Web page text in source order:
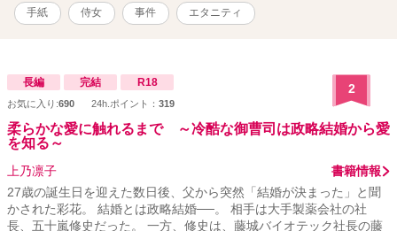
した。その席にははとこ夫妻の友人のロエルもいて、彼女に彼の掘
った珍しい鉱石を見せてくれた。しかし迎えに現れたフーが、和や
ルに縛られ、アリスは外出もままならない。 それから五年の月日が
流れ、ひょんなことからロエルに再会することになった。金髪の端
正な紳士の彼は、彼女に問いかけた。 「お幸せですか？」 アリスは
それに答えられずにそのまま別れた。しかし、その言葉が彼の優し
かった印象と共に尾を引いて、彼女の中に残っていく＿＿＿＿＿＿
ラブストーリーです。 古風な恋愛物語をお好きな方にお読みいただ
けますと幸いです。 ハッピーエンドを心がけております。読後感の
いい物語を努めます。 ※小説家になろう様にも投稿させていただい
ております。
手紙 侍女 事件 エタニティ
長編 完結 R18
お気に入り:690 24h.ポイント： 319
2
柔らかな愛に触れるまで ～冷酷な御曹司は政略結婚から愛
を知る～
上乃凛子
書籍情報
27歳の誕生日を迎えた数日後、父から突然「結婚が決まった」と聞
かされた彩花。 結婚とは政略結婚──。 相手は大手製薬会社の社
長、五十嵐修史だった。 一方、修史は、藤城バイオテック社長の藤